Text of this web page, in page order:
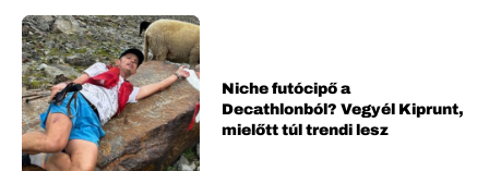
Niche futócipő a
Decathlonból? Vegyél Kiprunt,
mielőtt túl trendi lesz